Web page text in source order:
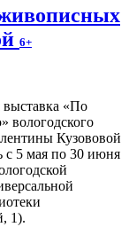
6+
выставка «По
вологодского
Кузововой
с 5 мая по 30 июня
1).